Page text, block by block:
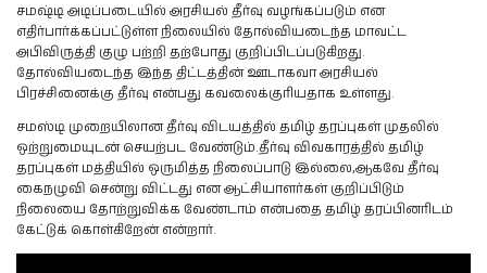
சமஷ்டி அடிப்படையில் அரசியல் தீர்வு வழங்கப்படும் என
எதிர்பார்க்கப்பட்டுள்ள நிலையில் தோல்வியடைந்த மாவட்ட
அபிவிருத்தி குழு பற்றி தற்போது குறிப்பிடப்படுகிறது.
தோல்வியடைந்த இந்த திட்டத்தின் ஊடாகவா அரசியல்
பிரச்சினைக்கு தீர்வு என்பது கவலைக்குரியதாக உள்ளது.
சமஸ்டி முறையிலான தீர்வு விடயத்தில் தமிழ் தரப்புகள் முதலில்
ஒற்றுமையுடன் செயற்பட வேண்டும்.தீர்வு விவகாரத்தில் தமிழ்
தரப்புகள் மத்தியில் ஒருமித்த நிலைப்பாடு இல்லை,ஆகவே தீர்வு
கைநழுவி சென்று விட்டது என ஆட்சியாளர்கள் குறிப்பிடும்
நிலையை தோற்றுவிக்க வேண்டாம் என்பதை தமிழ் தரப்பினரிடம்
கேட்டுக் கொள்கிறேன் என்றார்.